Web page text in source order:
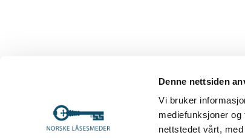
Denne nettsiden
Vi bruker
mediefunksjoner
nettstedet vårt,